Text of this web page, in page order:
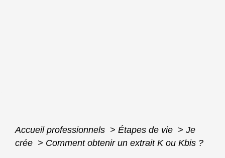
Accueil professionnels > Étapes de vie > Je
crée > Comment obtenir un extrait K ou Kbis ?